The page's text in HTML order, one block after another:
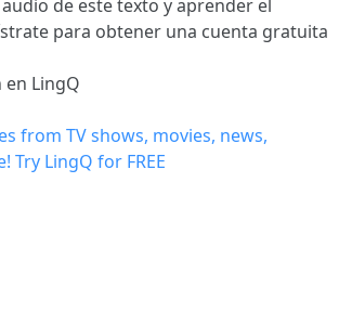
de este texto y aprender el
para obtener una cuenta gratuita
en LingQ